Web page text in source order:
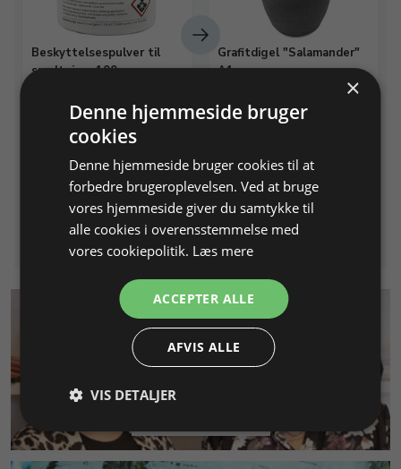
Beskyttelsespulver til
smeltning, 100 g
kobberlegeringer
Varenr. 255205
335,62 DKK
Info Læg i kurv
Grafitdigel "Salamander"
A1
287,50 DKK
Info Læg i kurv
×
Denne hjemmeside bruger
cookies
Denne hjemmeside bruger cookies til at
forbedre brugeroplevelsen. Ved at bruge
vores hjemmeside giver du samtykke til
alle cookies i overensstemmelse med
vores cookiepolitik. Læs mere
ACCEPTER ALLE
AFVIS ALLE
VIS DETALJER